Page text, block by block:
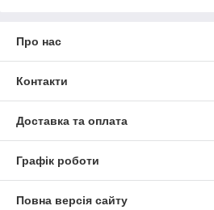
Про нас
Контакти
Доставка та оплата
Графік роботи
Повна версія сайту